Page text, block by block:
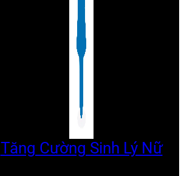
Tăng Cường Sinh Lý Nữ